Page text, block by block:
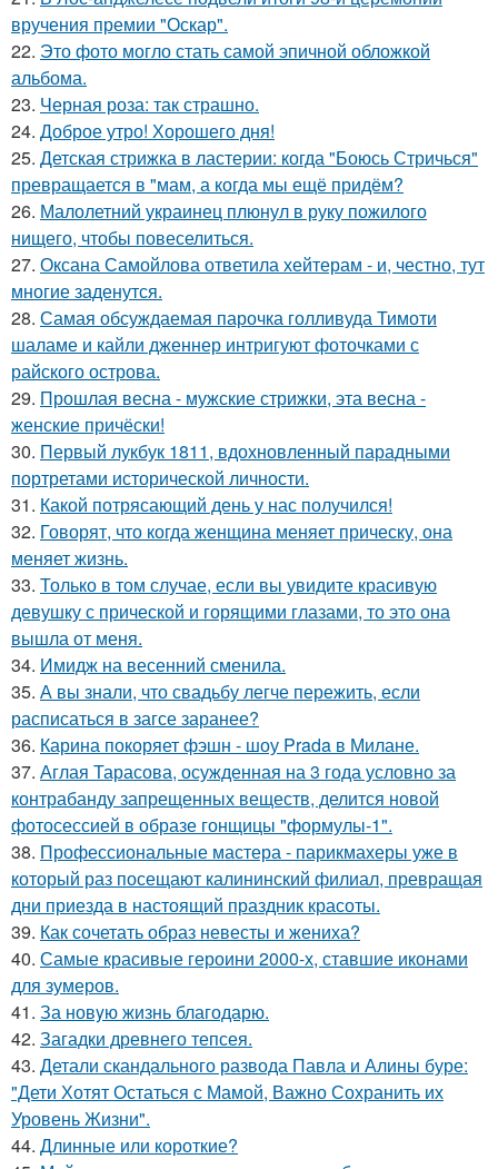
вручения премии "Оскар".
22. Это фото могло стать самой эпичной обложкой
альбома.
23. Черная роза: так страшно.
24. Доброе утро! Хорошего дня!
25. Детская стрижка в ластерии: когда "Боюсь Стричься"
превращается в "мам, а когда мы ещё придём?
26. Малолетний украинец плюнул в руку пожилого
нищего, чтобы повеселиться.
27. Оксана Самойлова ответила хейтерам - и, честно, тут
многие заденутся.
28. Самая обсуждаемая парочка голливуда Тимоти
шаламе и кайли дженнер интригуют фоточками с
райского острова.
29. Прошлая весна - мужские стрижки, эта весна -
женские причёски!
30. Первый лукбук 1811, вдохновленный парадными
портретами исторической личности.
31. Какой потрясающий день у нас получился!
32. Говорят, что когда женщина меняет прическу, она
меняет жизнь.
33. Только в том случае, если вы увидите красивую
девушку с прической и горящими глазами, то это она
вышла от меня.
34. Имидж на весенний сменила.
35. А вы знали, что свадьбу легче пережить, если
расписаться в загсе заранее?
36. Карина покоряет фэшн - шоу Prada в Милане.
37. Аглая Тарасова, осужденная на 3 года условно за
контрабанду запрещенных веществ, делится новой
фотосессией в образе гонщицы "формулы-1".
38. Профессиональные мастера - парикмахеры уже в
который раз посещают калининский филиал, превращая
дни приезда в настоящий праздник красоты.
39. Как сочетать образ невесты и жениха?
40. Самые красивые героини 2000-х, ставшие иконами
для зумеров.
41. За новyю жизнь благодарю.
42. Загадки древнего тепсея.
43. Детали скандального развода Павла и Алины буре:
"Дети Хотят Остаться с Мамой, Важно Сохранить их
Уровень Жизни".
44. Длинные или короткие?